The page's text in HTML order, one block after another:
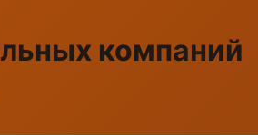
компаний